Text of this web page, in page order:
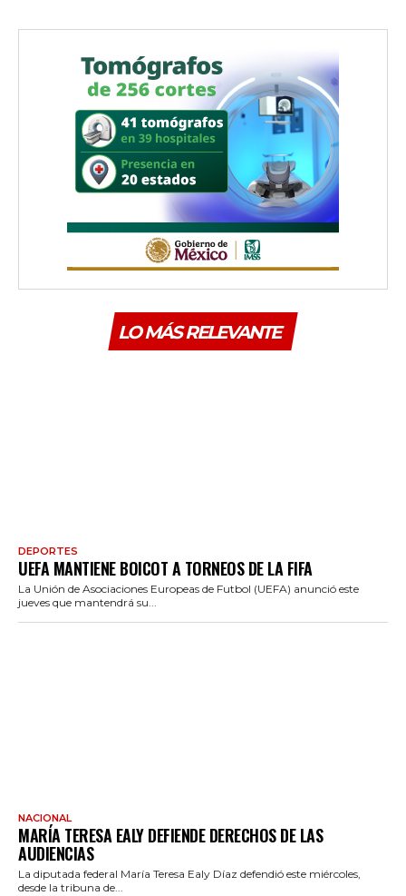
LO MÁS RELEVANTE
DEPORTES
UEFA MANTIENE BOICOT A TORNEOS DE LA FIFA
La Unión de Asociaciones Europeas de Futbol (UEFA) anunció este
jueves que mantendrá su...
NACIONAL
MARÍA TERESA EALY DEFIENDE DERECHOS DE LAS
AUDIENCIAS
La diputada federal María Teresa Ealy Díaz defendió este miércoles,
desde la tribuna de...